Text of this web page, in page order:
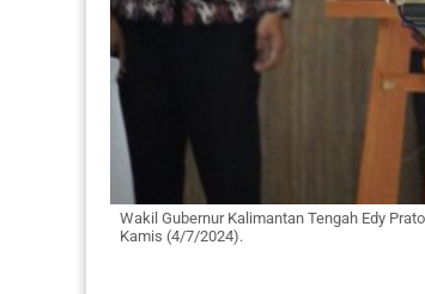
Wakil Gubernur Kalimantan Tengah Edy
Kamis (4/7/2024).